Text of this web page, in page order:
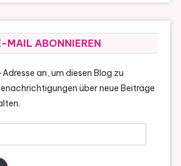
MAIL ABONNIEREN
an, um diesen Blog zu
über neue Beiträge